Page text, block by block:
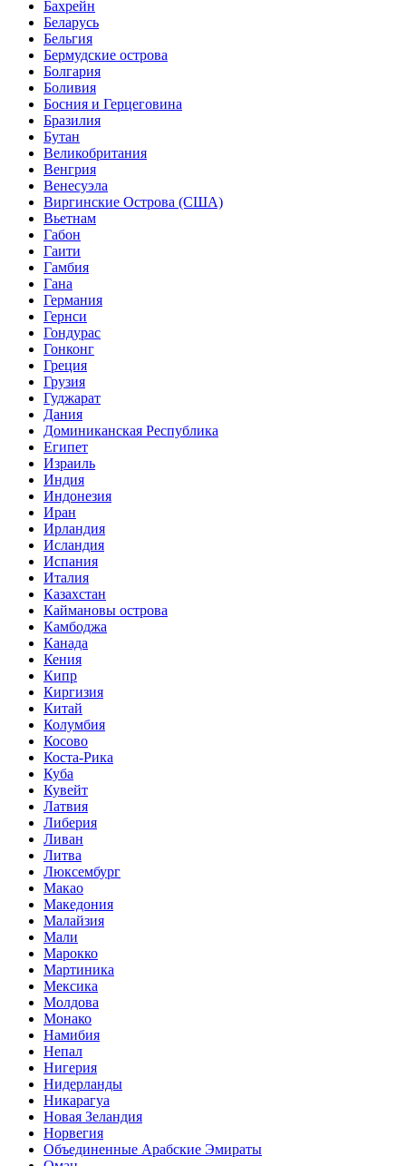
Бахрейн
Беларусь
Бельгия
Бермудские острова
Болгария
Боливия
Босния и Герцеговина
Бразилия
Бутан
Великобритания
Венгрия
Венесуэла
Виргинские Острова (США)
Вьетнам
Габон
Гаити
Гамбия
Гана
Германия
Гернси
Гондурас
Гонконг
Греция
Грузия
Гуджарат
Дания
Доминиканская Республика
Египет
Израиль
Индия
Индонезия
Иран
Ирландия
Исландия
Испания
Италия
Казахстан
Каймановы острова
Камбоджа
Канада
Кения
Кипр
Киргизия
Китай
Колумбия
Косово
Коста-Рика
Куба
Кувейт
Латвия
Либерия
Ливан
Литва
Люксембург
Макао
Македония
Малайзия
Мали
Марокко
Мартиника
Мексика
Молдова
Монако
Намибия
Непал
Нигерия
Нидерланды
Никарагуа
Новая Зеландия
Норвегия
Объединенные Арабские Эмираты